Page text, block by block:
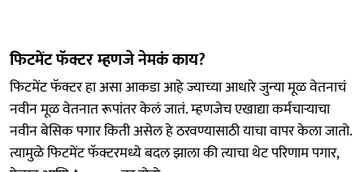
फिटमेंट फॅक्टर म्हणजे नेमकं काय?
फिटमेंट फॅक्टर हा असा आकडा आहे ज्याच्या आधारे जुन्या मूळ वेतनाचं
नवीन मूळ वेतनात रूपांतर केलं जातं. म्हणजेच एखाद्या कर्मचाऱ्याचा
नवीन बेसिक पगार किती असेल हे ठरवण्यासाठी याचा वापर केला जातो.
त्यामुळे फिटमेंट फॅक्टरमध्ये बदल झाला की त्याचा थेट परिणाम पगार,